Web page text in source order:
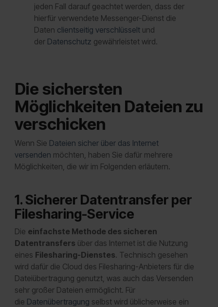
jeden Fall darauf geachtet werden, dass der
hierfür verwendete Messenger-Dienst die
Daten clientseitig verschlüsselt und
der Datenschutz gewährleistet wird.
Die sichersten
Möglichkeiten Dateien zu
verschicken
Wenn Sie Dateien sicher über das Internet
versenden möchten, haben Sie dafür mehrere
Möglichkeiten, die wir im Folgenden erläutern.
1. Sicherer Datentransfer per
Filesharing-Service
Die einfachste Methode des sicheren
Datentransfers über das Internet ist die Nutzung
eines Filesharing-Dienstes. Technisch gesehen
wird dafür die Cloud des Filesharing-Anbieters für die
Dateiübertragung genutzt, was auch das Versenden
sehr großer Dateien ermöglicht. Für
die Datenübertragung selbst wird üblicherweise ein